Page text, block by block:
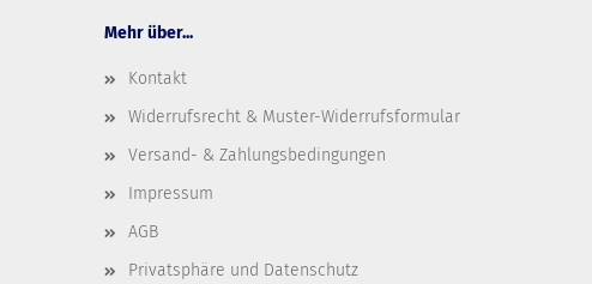
Mehr über...
Kontakt
Widerrufsrecht & Muster-Widerrufsformular
Versand- & Zahlungsbedingungen
Impressum
AGB
Privatsphäre und Datenschutz